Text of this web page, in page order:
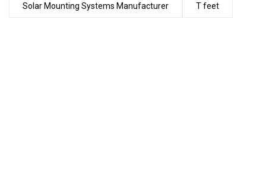
Solar Mounting Systems Manufacturer T feet